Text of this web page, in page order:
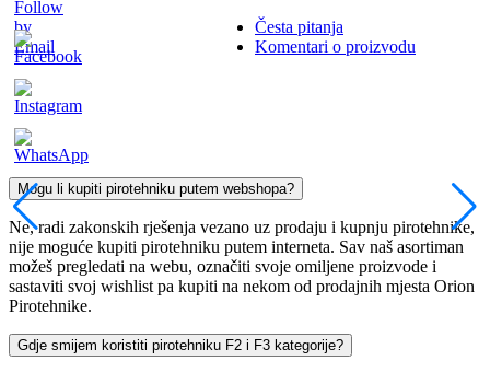
Česta pitanja
Komentari o proizvodu
Mogu li kupiti pirotehniku putem webshopa?
Ne, radi zakonskih rješenja vezano uz prodaju i kupnju pirotehnike,
nije moguće kupiti pirotehniku putem interneta. Sav naš asortiman
možeš pregledati na webu, označiti svoje omiljene proizvode i
sastaviti svoj wishlist pa kupiti na nekom od prodajnih mjesta Orion
Pirotehnike.
Gdje smijem koristiti pirotehniku F2 i F3 kategorije?